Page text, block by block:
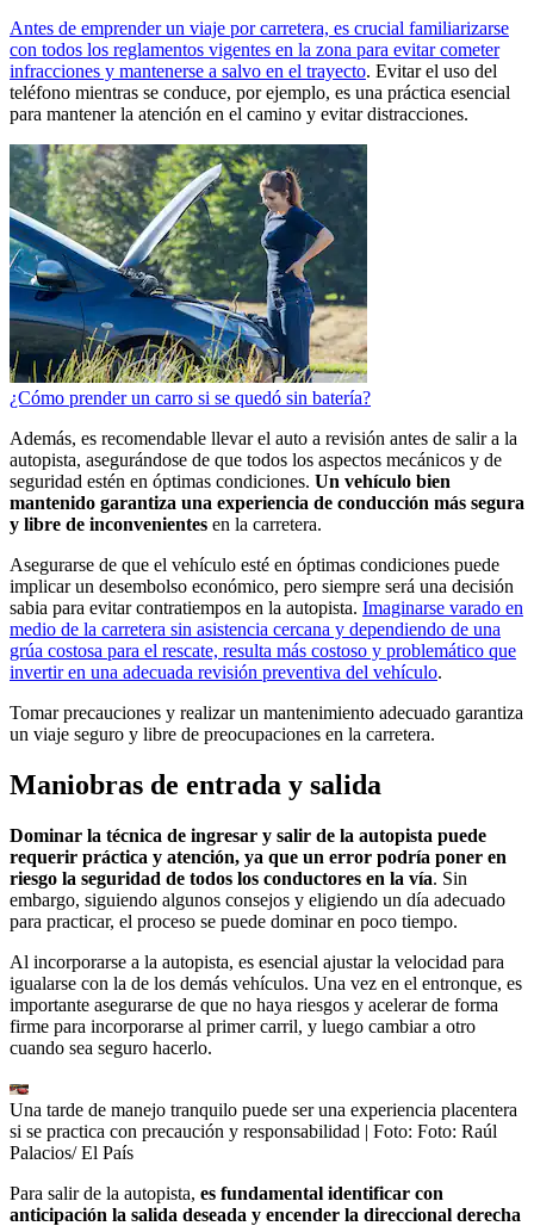
Antes de emprender un viaje por carretera, es crucial familiarizarse
con todos los reglamentos vigentes en la zona para evitar cometer
infracciones y mantenerse a salvo en el trayecto. Evitar el uso del
teléfono mientras se conduce, por ejemplo, es una práctica esencial
para mantener la atención en el camino y evitar distracciones.
¿Cómo prender un carro si se quedó sin batería?
Además, es recomendable llevar el auto a revisión antes de salir a la
autopista, asegurándose de que todos los aspectos mecánicos y de
seguridad estén en óptimas condiciones. Un vehículo bien
mantenido garantiza una experiencia de conducción más segura
y libre de inconvenientes en la carretera.
Asegurarse de que el vehículo esté en óptimas condiciones puede
implicar un desembolso económico, pero siempre será una decisión
sabia para evitar contratiempos en la autopista. Imaginarse varado en
medio de la carretera sin asistencia cercana y dependiendo de una
grúa costosa para el rescate, resulta más costoso y problemático que
invertir en una adecuada revisión preventiva del vehículo.
Tomar precauciones y realizar un mantenimiento adecuado garantiza
un viaje seguro y libre de preocupaciones en la carretera.
Maniobras de entrada y salida
Dominar la técnica de ingresar y salir de la autopista puede
requerir práctica y atención, ya que un error podría poner en
riesgo la seguridad de todos los conductores en la vía. Sin
embargo, siguiendo algunos consejos y eligiendo un día adecuado
para practicar, el proceso se puede dominar en poco tiempo.
Al incorporarse a la autopista, es esencial ajustar la velocidad para
igualarse con la de los demás vehículos. Una vez en el entronque, es
importante asegurarse de que no haya riesgos y acelerar de forma
firme para incorporarse al primer carril, y luego cambiar a otro
cuando sea seguro hacerlo.
Una tarde de manejo tranquilo puede ser una experiencia placentera
si se practica con precaución y responsabilidad | Foto: Foto: Raúl
Palacios/ El País
Para salir de la autopista, es fundamental identificar con
anticipación la salida deseada y encender la direccional derecha